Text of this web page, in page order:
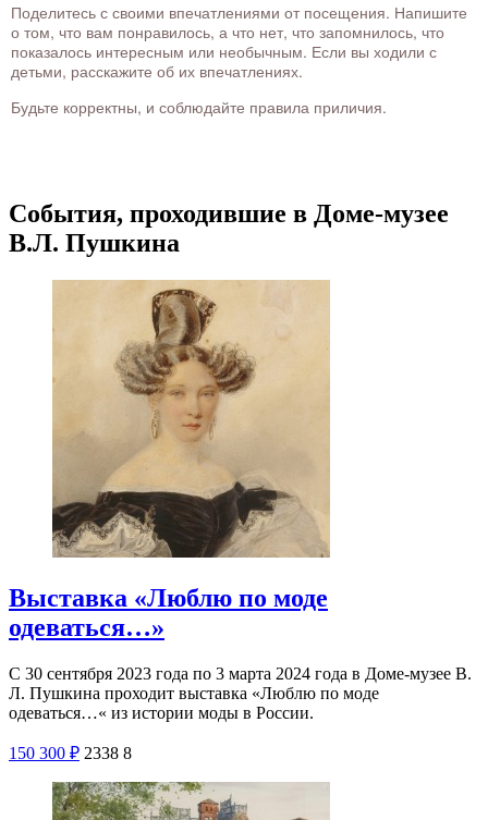
Поделитесь с своими впечатлениями от посещения. Напишите
о том, что вам понравилось, а что нет, что запомнилось, что
показалось интересным или необычным. Если вы ходили с
детьми, расскажите об их впечатлениях.
Будьте корректны, и соблюдайте правила приличия.
События, проходившие в Доме-музее
В.Л. Пушкина
Выставка «Люблю по моде
одеваться…»
С 30 сентября 2023 года по 3 марта 2024 года в Доме-музее В.
Л. Пушкина проходит выставка «Люблю по моде
одеваться…« из истории моды в России.
150 300 ₽ 2338 8